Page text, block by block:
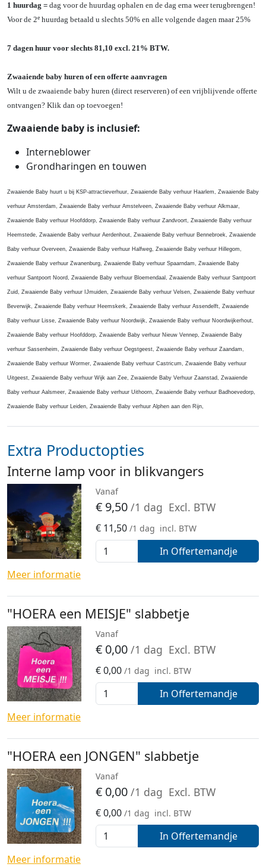
1 huurdag = dag voor de huurdag ophalen en de dag erna weer terugbrengen!
Voor de 2e huurdag betaald u slechts 50% en alle volgende dagen maar 25%
7 dagen huur voor slechts 81,10 excl. 21% BTW.
Zwaaiende baby huren of een offerte aanvragen
Wilt u de zwaaiende baby huren (direct reserveren) of een vrijblijvende offerte
ontvangen? Klik dan op toevoegen!
Zwaaiende baby is inclusief:
Interneblower
Grondharingen en touwen
Zwaaiende Baby huurt u bij KSP-attractieverhuur, Zwaaiende Baby verhuur Haarlem, Zwaaiende Baby
verhuur Amsterdam, Zwaaiende Baby verhuur Amstelveen, Zwaaiende Baby verhuur Alkmaar,
Zwaaiende Baby verhuur Hoofddorp, Zwaaiende Baby verhuur Zandvoort, Zwaaiende Baby verhuur
Heemstede, Zwaaiende Baby verhuur Aerdenhout, Zwaaiende Baby verhuur Bennebroek, Zwaaiende
Baby verhuur Overveen, Zwaaiende Baby verhuur Halfweg, Zwaaiende Baby verhuur Hillegom,
Zwaaiende Baby verhuur Zwanenburg, Zwaaiende Baby verhuur Spaarndam, Zwaaiende Baby
verhuur Santpoort Noord, Zwaaiende Baby verhuur Bloemendaal, Zwaaiende Baby verhuur Santpoort
Zuid, Zwaaiende Baby verhuur IJmuiden, Zwaaiende Baby verhuur Velsen, Zwaaiende Baby verhuur
Beverwijk, Zwaaiende Baby verhuur Heemskerk, Zwaaiende Baby verhuur Assendelft, Zwaaiende
Baby verhuur Lisse, Zwaaiende Baby verhuur Noordwijk, Zwaaiende Baby verhuur Noordwijkerhout,
Zwaaiende Baby verhuur Hoofddorp, Zwaaiende Baby verhuur Nieuw Vennep, Zwaaiende Baby
verhuur Sassenheim, Zwaaiende Baby verhuur Oegstgeest, Zwaaiende Baby verhuur Zaandam,
Zwaaiende Baby verhuur Wormer, Zwaaiende Baby verhuur Castricum, Zwaaiende Baby verhuur
Uitgeest, Zwaaiende Baby verhuur Wijk aan Zee, Zwaaiende Baby Verhuur Zaanstad, Zwaaiende
Baby verhuur Aalsmeer, Zwaaiende Baby verhuur Uithoorn, Zwaaiende Baby verhuur Badhoevedorp,
Zwaaiende Baby verhuur Leiden, Zwaaiende Baby verhuur Alphen aan den Rijn,
Extra Productopties
Interne lamp voor in blikvangers
Vanaf
€ 9,50 /1 dag Excl. BTW
€ 11,50 /1 dag incl. BTW
In Offertemandje
Meer informatie
"HOERA een MEISJE" slabbetje
Vanaf
€ 0,00 /1 dag Excl. BTW
€0,00 /1 dag incl. BTW
In Offertemandje
Meer informatie
"HOERA een JONGEN" slabbetje
Vanaf
€ 0,00 /1 dag Excl. BTW
€0,00 /1 dag incl. BTW
In Offertemandje
Meer informatie